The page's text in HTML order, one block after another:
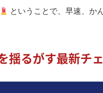
ということで、早速、か
揺るがす最新チ